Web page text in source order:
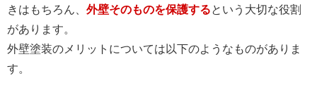
きはもちろん、 外壁そのものを保護するという大切な役割
があります。
外壁塗装のメリットについては以下のようなものがありま
す。